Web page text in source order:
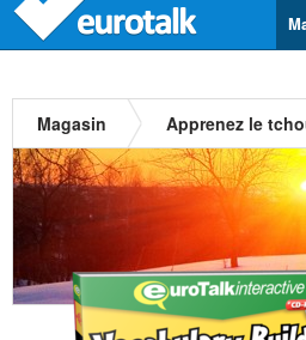
Magasin Apprenez le